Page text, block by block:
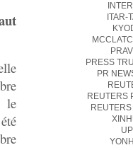
ITAR-
PRESS
PR
REUTERS
UPI
le